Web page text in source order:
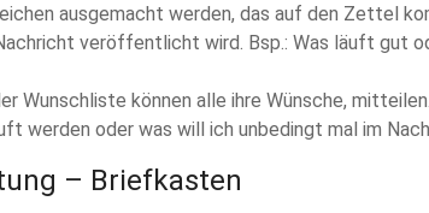
ausgemacht werden, das auf den Zettel
veröffentlicht wird. Bsp.: Was läuft gut
Wunschliste können alle ihre Wünsche,
werden oder was will ich unbedingt mal im
– Briefkasten